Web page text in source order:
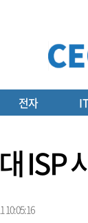
전자 IT
10:05:16